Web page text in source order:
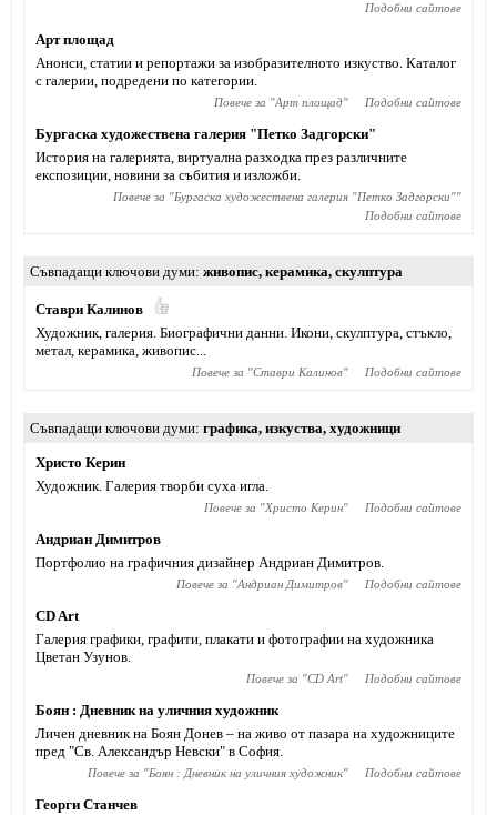
Подобни сайтове
Арт площад
Анонси, статии и репортажи за изобразителното изкуство. Каталог
с галерии, подредени по категории.
Повече за "Арт площад" Подобни сайтове
Бургаска художествена галерия "Петко Задгорски"
История на галерията, виртуална разходка през различните
експозиции, новини за събития и изложби.
Повече за "Бургаска художествена галерия "Петко Задгорски""
Подобни сайтове
Съвпадащи ключови думи живопис, керамика, скулптура
Ставри Калинов
Художник, галерия. Биографични данни. Икони, скулптура, стъкло,
метал, керамика, живопис...
Повече за "Ставри Калинов" Подобни сайтове
Съвпадащи ключови думи графика, изкуства, художници
Христо Керин
Художник. Галерия творби суха игла.
Повече за "Христо Керин" Подобни сайтове
Андриан Димитров
Портфолио на графичния дизайнер Андриан Димитров.
Повече за "Андриан Димитров" Подобни сайтове
CD Art
Галерия графики, графити, плакати и фотографии на художника
Цветан Узунов.
Повече за "CD Art" Подобни сайтове
Боян : Дневник на уличния художник
Личен дневник на Боян Донев – на живо от пазара на художниците
пред "Св. Александър Невски" в София.
Повече за "Боян : Дневник на уличния художник" Подобни сайтове
Георги Станчев